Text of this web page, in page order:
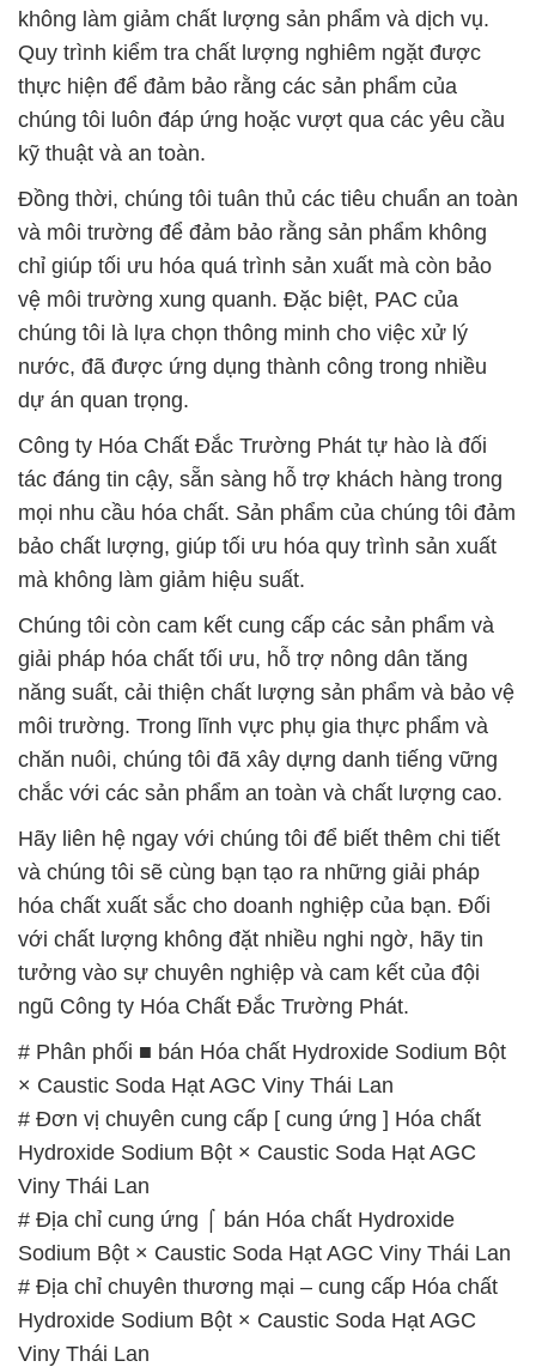
không làm giảm chất lượng sản phẩm và dịch vụ.
Quy trình kiểm tra chất lượng nghiêm ngặt được
thực hiện để đảm bảo rằng các sản phẩm của
chúng tôi luôn đáp ứng hoặc vượt qua các yêu cầu
kỹ thuật và an toàn.
Đồng thời, chúng tôi tuân thủ các tiêu chuẩn an toàn
và môi trường để đảm bảo rằng sản phẩm không
chỉ giúp tối ưu hóa quá trình sản xuất mà còn bảo
vệ môi trường xung quanh. Đặc biệt, PAC của
chúng tôi là lựa chọn thông minh cho việc xử lý
nước, đã được ứng dụng thành công trong nhiều
dự án quan trọng.
Công ty Hóa Chất Đắc Trường Phát tự hào là đối
tác đáng tin cậy, sẵn sàng hỗ trợ khách hàng trong
mọi nhu cầu hóa chất. Sản phẩm của chúng tôi đảm
bảo chất lượng, giúp tối ưu hóa quy trình sản xuất
mà không làm giảm hiệu suất.
Chúng tôi còn cam kết cung cấp các sản phẩm và
giải pháp hóa chất tối ưu, hỗ trợ nông dân tăng
năng suất, cải thiện chất lượng sản phẩm và bảo vệ
môi trường. Trong lĩnh vực phụ gia thực phẩm và
chăn nuôi, chúng tôi đã xây dựng danh tiếng vững
chắc với các sản phẩm an toàn và chất lượng cao.
Hãy liên hệ ngay với chúng tôi để biết thêm chi tiết
và chúng tôi sẽ cùng bạn tạo ra những giải pháp
hóa chất xuất sắc cho doanh nghiệp của bạn. Đối
với chất lượng không đặt nhiều nghi ngờ, hãy tin
tưởng vào sự chuyên nghiệp và cam kết của đội
ngũ Công ty Hóa Chất Đắc Trường Phát.
# Phân phối ■ bán Hóa chất Hydroxide Sodium Bột
× Caustic Soda Hạt AGC Viny Thái Lan
# Đơn vị chuyên cung cấp [ cung ứng ] Hóa chất
Hydroxide Sodium Bột × Caustic Soda Hạt AGC
Viny Thái Lan
# Địa chỉ cung ứng ⌠ bán Hóa chất Hydroxide
Sodium Bột × Caustic Soda Hạt AGC Viny Thái Lan
# Địa chỉ chuyên thương mại – cung cấp Hóa chất
Hydroxide Sodium Bột × Caustic Soda Hạt AGC
Viny Thái Lan